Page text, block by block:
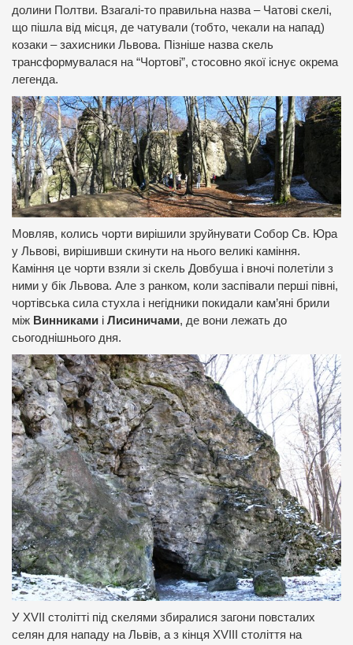
долини Полтви. Взагалі-то правильна назва – Чатові скелі,
що пішла від місця, де чатували (тобто, чекали на напад)
козаки – захисники Львова. Пізніше назва скель
трансформувалася на “Чортові”, стосовно якої існує окрема
легенда.
Мовляв, колись чорти вирішили зруйнувати Собор Св. Юра
у Львові, вирішивши скинути на нього великі каміння.
Каміння це чорти взяли зі скель Довбуша і вночі полетіли з
ними у бік Львова. Але з ранком, коли заспівали перші півні,
чортівська сила стухла і негідники покидали кам’яні брили
між Винниками і Лисиничами, де вони лежать до
сьогоднішнього дня.
У XVII столітті під скелями збиралися загони повсталих
селян для нападу на Львів, а з кінця XVIII століття на